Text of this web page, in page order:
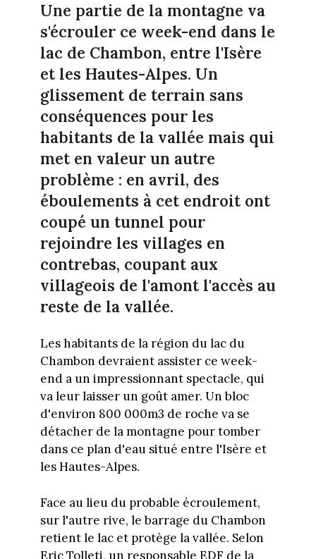
Une partie de la montagne va
s'écrouler ce week-end dans le
lac de Chambon, entre l'Isère
et les Hautes-Alpes. Un
glissement de terrain sans
conséquences pour les
habitants de la vallée mais qui
met en valeur un autre
problème : en avril, des
éboulements à cet endroit ont
coupé un tunnel pour
rejoindre les villages en
contrebas, coupant aux
villageois de l'amont l'accès au
reste de la vallée.
Les habitants de la région du lac du
Chambon devraient assister ce week-
end a un impressionnant spectacle, qui
va leur laisser un goût amer. Un bloc
d'environ 800 000m3 de roche va se
détacher de la montagne pour tomber
dans ce plan d'eau situé entre l'Isère et
les Hautes-Alpes.
Face au lieu du probable écroulement,
sur l'autre rive, le barrage du Chambon
retient le lac et protège la vallée. Selon
Eric Tolleti, un responsable EDF de la